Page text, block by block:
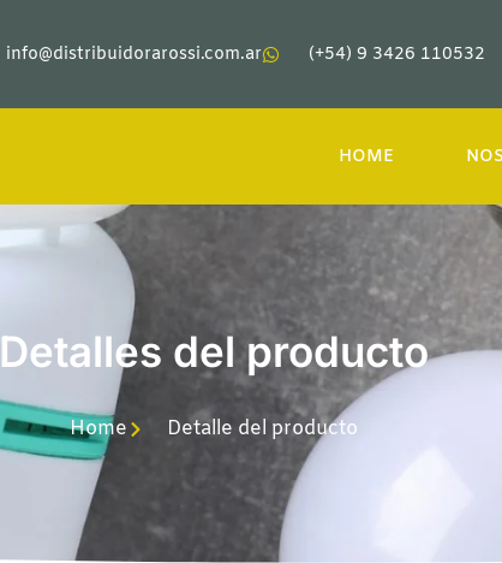
info@distribuidorarossi.com.ar (+54) 9 3426 110532
HOME
Detalles del producto
Home Detalle del producto